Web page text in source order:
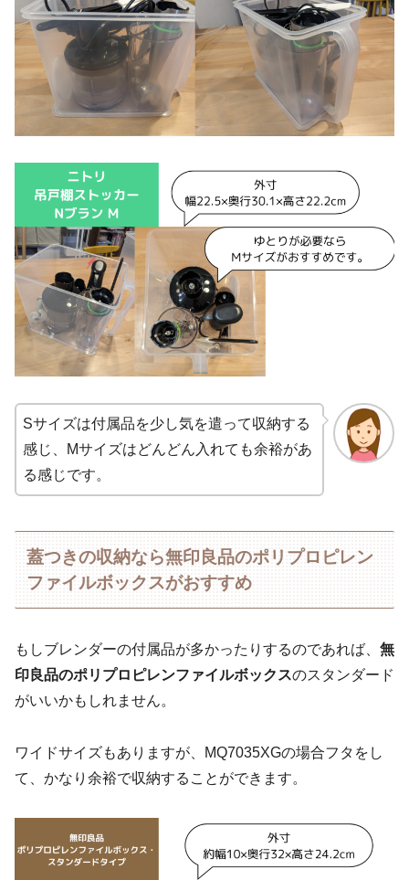
Sサイズは付属品を少し気を遣って収納する
感じ、Mサイズはどんどん入れても余裕があ
る感じです。
蓋つきの収納なら無印良品のポリプロピレン
ファイルボックスがおすすめ
もしブレンダーの付属品が多かったりするのであれば、 無
印良品のポリプロピレンファイルボックスのスタンダード
がいいかもしれません。
ワイドサイズもありますが、MQ7035XGの場合フタをし
て、かなり余裕で収納することができます。